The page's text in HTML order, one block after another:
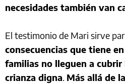
necesidades también van
El testimonio de Mari sirve
consecuencias que tiene
familias no lleguen a cubrir
crianza digna. Más allá de